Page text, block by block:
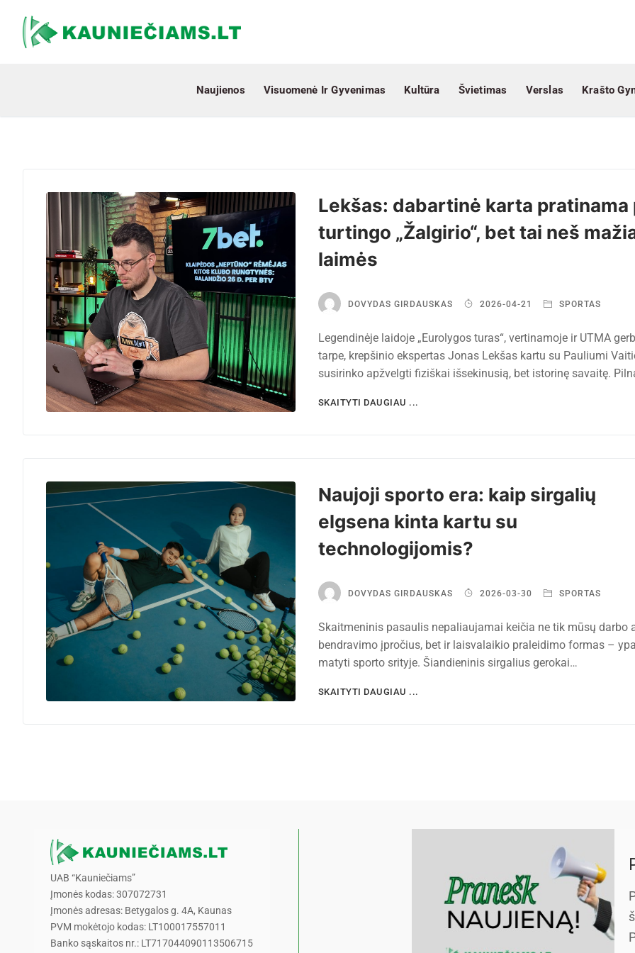
Naujienos Visuomenė Ir Gyvenimas Kultūra Švietimas Verslas Krašto
Lekšas: dabartinė karta pratinama
turtingo „Žalgirio“, bet tai neš
laimės
DOVYDAS GIRDAUSKAS 2026-04-21 SPORTAS
Legendinėje laidoje „Eurolygos turas“, vertinamoje ir UTMA
tarpe, krepšinio ekspertas Jonas Lekšas kartu su Pauliumi
susirinko apžvelgti fiziškai išsekinusią, bet istorinę savaitę.
SKAITYTI DAUGIAU ...
Naujoji sporto era: kaip sirgalių
elgsena kinta kartu su
technologijomis?
DOVYDAS GIRDAUSKAS 2026-03-30 SPORTAS
Skaitmeninis pasaulis nepaliaujamai keičia ne tik mūsų darbo
bendravimo įpročius, bet ir laisvalaikio praleidimo formas –
matyti sporto srityje. Šiandieninis sirgalius gerokai…
SKAITYTI DAUGIAU ...
UAB “Kauniečiams”
Įmonės kodas: 307072731
Įmonės adresas: Betygalos g. 4A, Kaunas
PVM mokėtojo kodas: LT100017557011
Banko sąskaitos nr.: LT717044090113506715